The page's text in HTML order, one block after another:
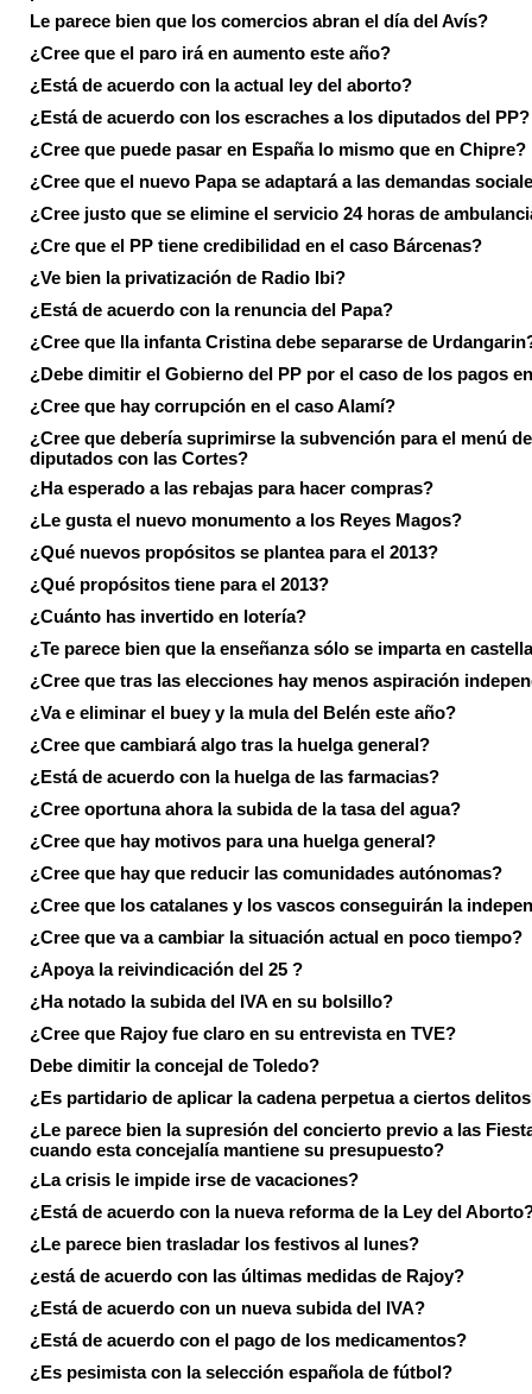
Le parece bien que los comercios abran el día del Avís?
¿Cree que el paro irá en aumento este año?
¿Está de acuerdo con la actual ley del aborto?
¿Está de acuerdo con los escraches a los diputados del PP?
¿Cree que puede pasar en España lo mismo que en Chipre?
¿Cree que el nuevo Papa se adaptará a las demandas
¿Cree justo que se elimine el servicio 24 horas de
¿Cre que el PP tiene credibilidad en el caso Bárcenas?
¿Ve bien la privatización de Radio Ibi?
¿Está de acuerdo con la renuncia del Papa?
¿Cree que lla infanta Cristina debe separarse de
¿Debe dimitir el Gobierno del PP por el caso de los pagos
¿Cree que hay corrupción en el caso Alamí?
¿Cree que debería suprimirse la subvención para el menú
diputados con las Cortes?
¿Ha esperado a las rebajas para hacer compras?
¿Le gusta el nuevo monumento a los Reyes Magos?
¿Qué nuevos propósitos se plantea para el 2013?
¿Qué propósitos tiene para el 2013?
¿Cuánto has invertido en lotería?
¿Te parece bien que la enseñanza sólo se imparta en
¿Cree que tras las elecciones hay menos aspiración
¿Va e eliminar el buey y la mula del Belén este año?
¿Cree que cambiará algo tras la huelga general?
¿Está de acuerdo con la huelga de las farmacias?
¿Cree oportuna ahora la subida de la tasa del agua?
¿Cree que hay motivos para una huelga general?
¿Cree que hay que reducir las comunidades autónomas?
¿Cree que los catalanes y los vascos conseguirán la
¿Cree que va a cambiar la situación actual en poco tiempo?
¿Apoya la reivindicación del 25 ?
¿Ha notado la subida del IVA en su bolsillo?
¿Cree que Rajoy fue claro en su entrevista en TVE?
Debe dimitir la concejal de Toledo?
¿Es partidario de aplicar la cadena perpetua a ciertos
¿Le parece bien la supresión del concierto previo a las
cuando esta concejalía mantiene su presupuesto?
¿La crisis le impide irse de vacaciones?
¿Está de acuerdo con la nueva reforma de la Ley del
¿Le parece bien trasladar los festivos al lunes?
¿está de acuerdo con las últimas medidas de Rajoy?
¿Está de acuerdo con un nueva subida del IVA?
¿Está de acuerdo con el pago de los medicamentos?
¿Es pesimista con la selección española de fútbol?